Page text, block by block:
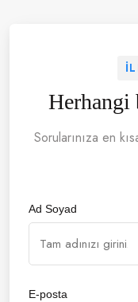
Herhangi
Sorularınıza en
Ad Soyad
E-posta